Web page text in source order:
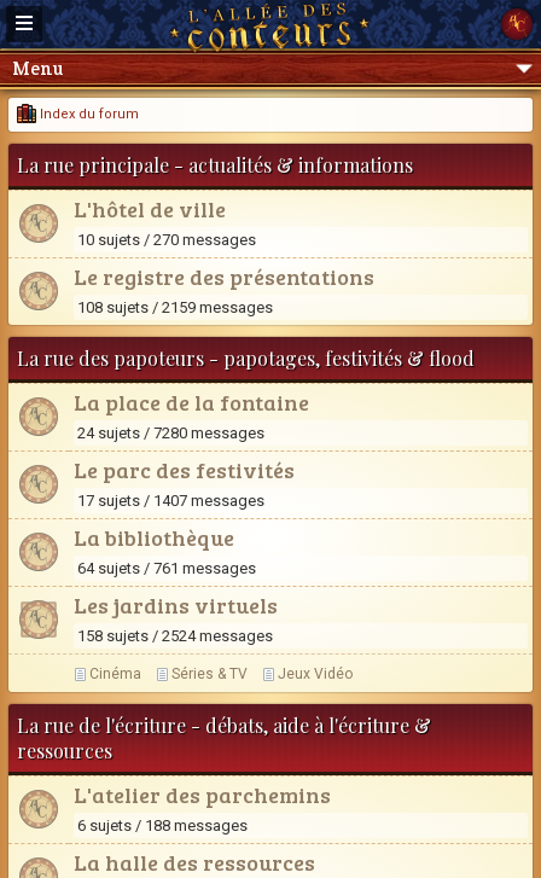
Menu
Index du forum
La rue principale - actualités & informations
L'hôtel de ville
10 sujets / 270 messages
Le registre des présentations
108 sujets / 2159 messages
La rue des papoteurs - papotages, festivités & flood
La place de la fontaine
24 sujets / 7280 messages
Le parc des festivités
17 sujets / 1407 messages
La bibliothèque
64 sujets / 761 messages
Les jardins virtuels
158 sujets / 2524 messages
Cinéma Séries & TV Jeux Vidéo
La rue de l'écriture - débats, aide à l'écriture &
ressources
L'atelier des parchemins
6 sujets / 188 messages
La halle des ressources